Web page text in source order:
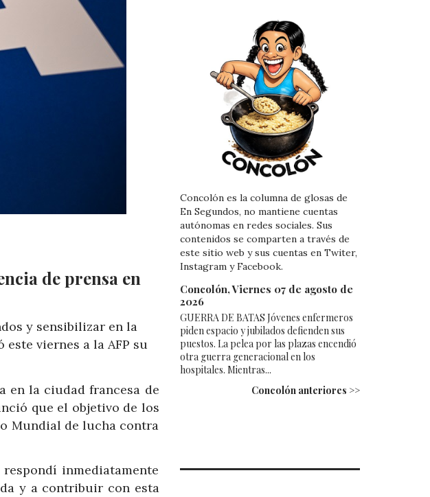
de prensa en
y sensibilizar en la
viernes a la AFP su
en la ciudad francesa de
que el objetivo de los
Mundial de lucha contra
inmediatamente
y a contribuir con esta
Concolón es la columna de glosas de
En Segundos, no mantiene cuentas
autónomas en redes sociales. Sus
contenidos se comparten a través de
este sitio web y sus cuentas en Twiter,
Instagram y Facebook.
Concolón, Viernes 07 de agosto de
2026
GUERRA DE BATAS Jóvenes enfermeros
piden espacio y jubilados defienden sus
puestos. La pelea por las plazas encendió
otra guerra generacional en los
hospitales. Mientras...
Concolón anteriores >>